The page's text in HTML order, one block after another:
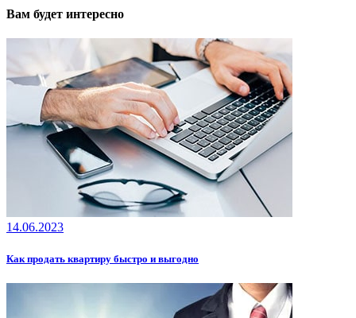
Вам будет интересно
14.06.2023
Как продать квартиру быстро и выгодно